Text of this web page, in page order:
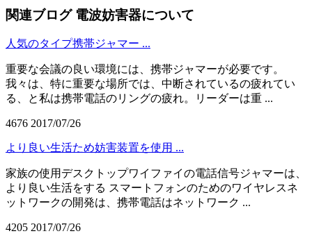
関連ブログ 電波妨害器について
人気のタイプ携帯ジャマー ...
重要な会議の良い環境には、携帯ジャマーが必要です。
我々は、特に重要な場所では、中断されているの疲れてい
る、と私は携帯電話のリングの疲れ。リーダーは重 ...
4676 2017/07/26
より良い生活ため妨害装置を使用 ...
家族の使用デスクトップワイファイの電話信号ジャマーは、
より良い生活をする スマートフォンのためのワイヤレスネ
ットワークの開発は、携帯電話はネットワーク ...
4205 2017/07/26